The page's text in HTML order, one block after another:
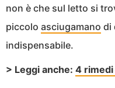
non è che sul letto si
piccolo asciugamano di
indispensabile.
> Leggi anche: 4 rimedi